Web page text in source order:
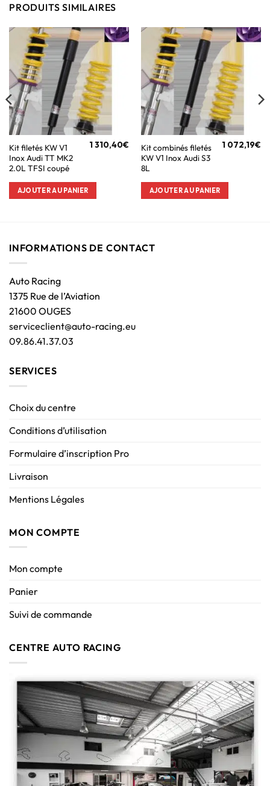
PRODUITS SIMILAIRES
Kit filetés KW V1
Inox Audi TT MK2
2.0L TFSI coupé
1 310,40€
AJOUTER AU PANIER
Kit combinés filetés
KW V1 Inox Audi S3
8L
1 072,19€
AJOUTER AU PANIER
INFORMATIONS DE CONTACT
Auto Racing
1375 Rue de l’Aviation
21600 OUGES
serviceclient@auto-racing.eu
09.86.41.37.03
SERVICES
Choix du centre
Conditions d’utilisation
Formulaire d’inscription Pro
Livraison
Mentions Légales
MON COMPTE
Mon compte
Panier
Suivi de commande
CENTRE AUTO RACING